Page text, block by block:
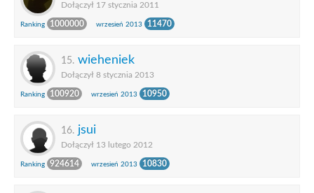
Dołączył 17 stycznia 2011
Ranking 1000000 wrzesień 2013 11470
15. wieheniek
Dołączył 8 stycznia 2013
Ranking 100920 wrzesień 2013 10950
16. jsui
Dołączył 13 lutego 2012
Ranking 924614 wrzesień 2013 10830